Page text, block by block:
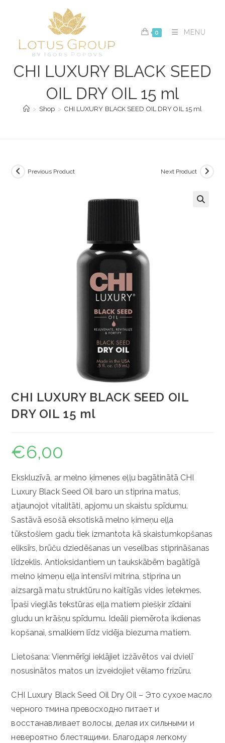
0 MENU
CHI LUXURY BLACK SEED
OIL DRY OIL 15 ml
> Shop > CHI LUXURY BLACK SEED OIL DRY OIL 15 ml
Previous Product Next Product
CHI LUXURY BLACK SEED OIL
DRY OIL 15 ml
€6,00
Ekskluzīvā, ar melno ķimenes eļļu bagātinātā CHI
Luxury Black Seed Oil baro un stiprina matus,
atjaunojot vitalitāti, apjomu un skaistu spīdumu.
Sastāvā esošā eksotiskā melno ķimeņu eļļa
tūkstošiem gadu tiek izmantota kā skaistumkopšanas
eliksīrs, brūču dziedēšanas un veselības stiprināšanas
līdzeklis. Antioksidantiem un taukskābēm bagātīgā
melno ķimeņu eļļa intensīvi mitrina, stiprina un
aizsargā matu struktūru no kaitīgās vides ietekmes.
Īpaši vieglās tekstūras eļļa matiem piešķir zīdaini
gludu un krāšņu spīdumu. Ideāli piemērota ikdienas
kopšanai, smalkiem līdz vidēja biezuma matiem.
Lietošana: Vienmērīgi ieklājiet izžāvētos vai dvielī
nosusinātos matos un izveidojiet vēlamo frizūru.
CHI Luxury Black Seed Oil Dry Oil – Это сухое масло
черного тмина превосходно питает и
восстанавливает волосы, делая их сильными и
невероятно блестящими. Благодаря легкому